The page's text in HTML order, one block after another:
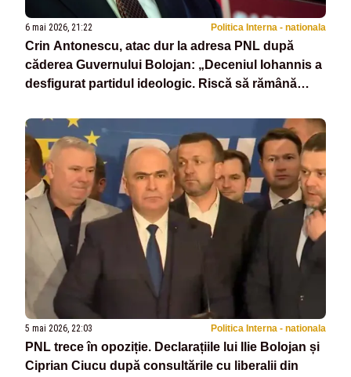
6 mai 2026, 21:22 Politica Interna - nationala
Crin Antonescu, atac dur la adresa PNL după
căderea Guvernului Bolojan: „Deceniul Iohannis a
desfigurat partidul ideologic. Riscă să rămână
5 mai 2026, 22:03 Politica Interna - nationala
PNL trece în opoziție. Declarațiile lui Ilie Bolojan și
Ciprian Ciucu după consultările cu liberalii din